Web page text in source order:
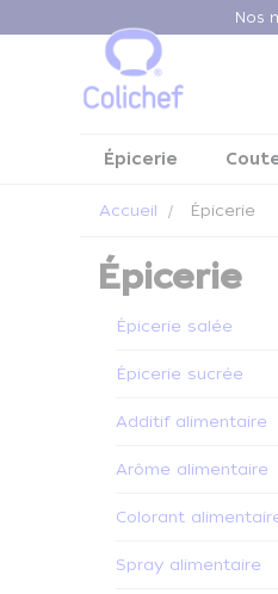
Panneau de gestion des cookies
Nos
Épicerie
Accueil Épicerie
Épicerie
Épicerie salée
Épicerie sucrée
Additif alimentaire
Arôme alimentaire
Colorant
Spray alimentaire